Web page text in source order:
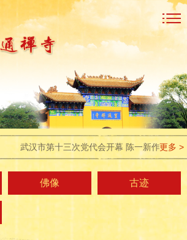
更多 >
武汉市第十三次党代会开幕 陈一新作工作报告
佛像 古迹